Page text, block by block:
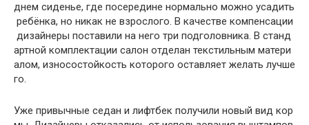
днем сиденье, где посередине нормально можно усадить
ребёнка, но никак не взрослого. В качестве компенсации
дизайнеры поставили на него три подголовника. В станд
артной комплектации салон отделан текстильным матери
алом, износостойкость которого оставляет желать лучше
го.
Уже привычные седан и лифтбек получили новый вид кор